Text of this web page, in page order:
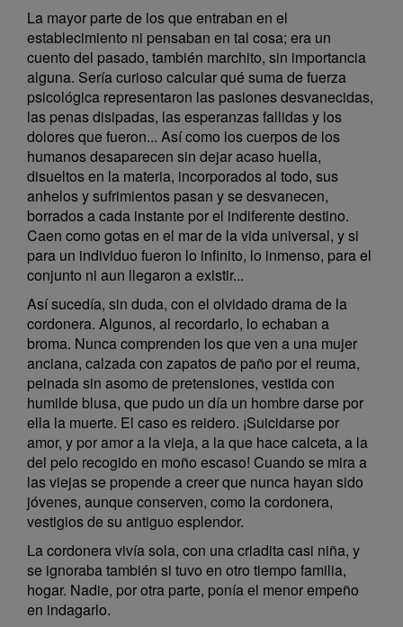
La mayor parte de los que entraban en el
establecimiento ni pensaban en tal cosa; era un
cuento del pasado, también marchito, sin importancia
alguna. Sería curioso calcular qué suma de fuerza
psicológica representaron las pasiones desvanecidas,
las penas disipadas, las esperanzas fallidas y los
dolores que fueron... Así como los cuerpos de los
humanos desaparecen sin dejar acaso huella,
disueltos en la materia, incorporados al todo, sus
anhelos y sufrimientos pasan y se desvanecen,
borrados a cada instante por el indiferente destino.
Caen como gotas en el mar de la vida universal, y si
para un individuo fueron lo infinito, lo inmenso, para el
conjunto ni aun llegaron a existir...
Así sucedía, sin duda, con el olvidado drama de la
cordonera. Algunos, al recordarlo, lo echaban a
broma. Nunca comprenden los que ven a una mujer
anciana, calzada con zapatos de paño por el reuma,
peinada sin asomo de pretensiones, vestida con
humilde blusa, que pudo un día un hombre darse por
ella la muerte. El caso es reidero. ¡Suicidarse por
amor, y por amor a la vieja, a la que hace calceta, a la
del pelo recogido en moño escaso! Cuando se mira a
las viejas se propende a creer que nunca hayan sido
jóvenes, aunque conserven, como la cordonera,
vestigios de su antiguo esplendor.
La cordonera vivía sola, con una criadita casi niña, y
se ignoraba también si tuvo en otro tiempo familia,
hogar. Nadie, por otra parte, ponía el menor empeño
en indagarlo.